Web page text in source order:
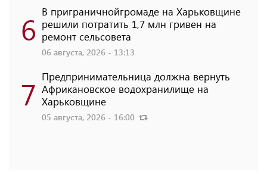
6 В приграничнойгромаде на Харьковщине
решили потратить 1,7 млн ​​гривен на
ремонт сельсовета
06 августа, 2026 - 13:13
7 Предпринимательница должна вернуть
Африкановское водохранилище на
Харьковщине
05 августа, 2026 - 16:00